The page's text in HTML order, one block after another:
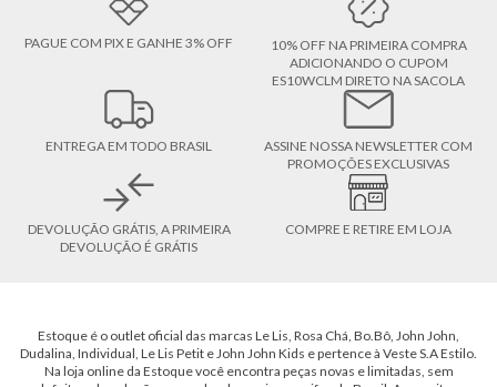
PAGUE COM PIX E GANHE 3% OFF
10% OFF NA PRIMEIRA COMPRA
ADICIONANDO O CUPOM
ES10WCLM DIRETO NA SACOLA
ENTREGA EM TODO BRASIL
ASSINE NOSSA NEWSLETTER COM
PROMOÇÕES EXCLUSIVAS
DEVOLUÇÃO GRÁTIS, A PRIMEIRA
DEVOLUÇÃO É GRÁTIS
COMPRE E RETIRE EM LOJA
Estoque é o outlet oficial das marcas Le Lis, Rosa Chá, Bo.Bô, John John,
Dudalina, Individual, Le Lis Petit e John John Kids e pertence à Veste S.A Estilo.
Na loja online da Estoque você encontra peças novas e limitadas, sem